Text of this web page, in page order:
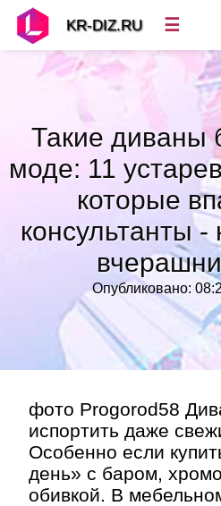
Такие диваны
моде: 11
которые
консультанты -
Опубликовано:
фото Progorod58
испортить даже
Особенно если
день» с баром,
обивкой. В
KR-DIZ.RU ☰
Топ новостей »
Рубрики»
Контакт»